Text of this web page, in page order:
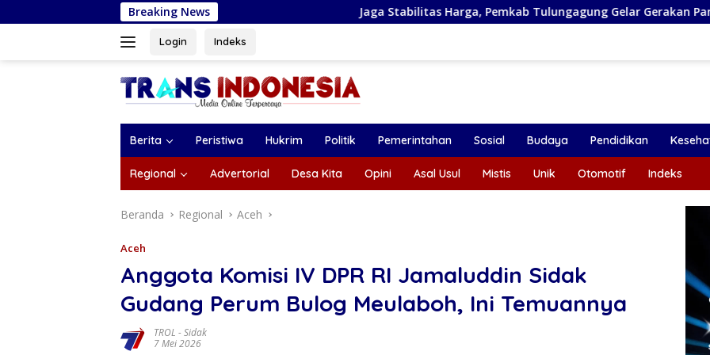
ke
Breaking News Jaga Stabilitas Harga, Pemkab Tulungagung Gelar Gerakan Pangan Murah dan
Login Indeks
Berita Peristiwa Hukrim Politik Pemerintahan Sosial Budaya Pendidikan
Regional Advertorial Desa Kita Opini Asal Usul Mistis Unik Otomotif Indeks
Beranda Regional Aceh
Aceh
Anggota Komisi IV DPR RI Jamaluddin Sidak
Gudang Perum Bulog Meulaboh, Ini Temuannya
TROL -Sidak
7 Mei 2026